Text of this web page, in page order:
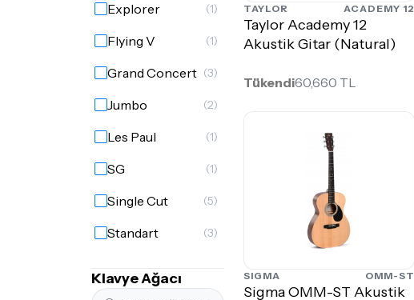
Explorer (1)
Flying V (1)
Grand Concert (3)
Jumbo (2)
Les Paul (1)
SG (1)
Single Cut (5)
Standart (3)
Super Strat
Klavye Ağacı
TAYLOR ACADEMY 12
Taylor Academy 12
Akustik Gitar (Natural)
Tükendi60,660 TL
SIGMA OMM-ST
Sigma OMM-ST Akustik